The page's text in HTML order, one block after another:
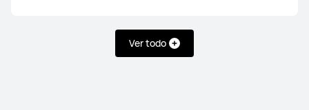
Ver todo